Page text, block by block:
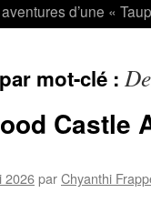
d’une «
mot-clé :
Castle
2026parChyanthi